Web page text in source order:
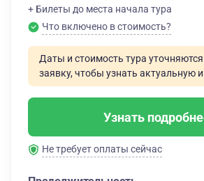
+ Билеты до места начала тура
Что включено в стоимость?
Даты и стоимость тура
заявку, чтобы узнать актуальную
Узнать
Не требует оплаты сейчас